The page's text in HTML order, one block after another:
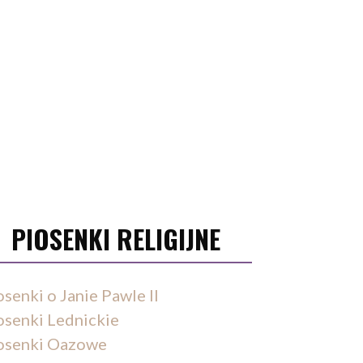
PIOSENKI RELIGIJNE
o Janie Pawle II
Lednickie
Oazowe